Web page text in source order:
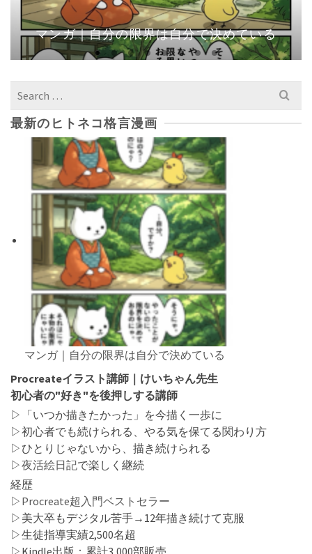
マンガ｜自分の限界は自分で決めている
Search
最新のヒトネコ格言漫画
マンガ｜自分の限界は自分で決めている
Procreateイラスト講師｜けいちゃん先生
初心者の"好き"を後押しする講師
▷「いつか描きたかった」を今描く一歩に
▷初心者でも続けられる、やる気を保てる関わり方
▷ひとりじゃないから、描き続けられる
▷夜活絵日記で楽しく継続
経歴
▷ Procreate超入門ベストセラー
▷美大卒もデジタル苦手→12年描き続けて克服
▷生徒指導実績2,500名超
▷Kindle出版：累計3,000部販売